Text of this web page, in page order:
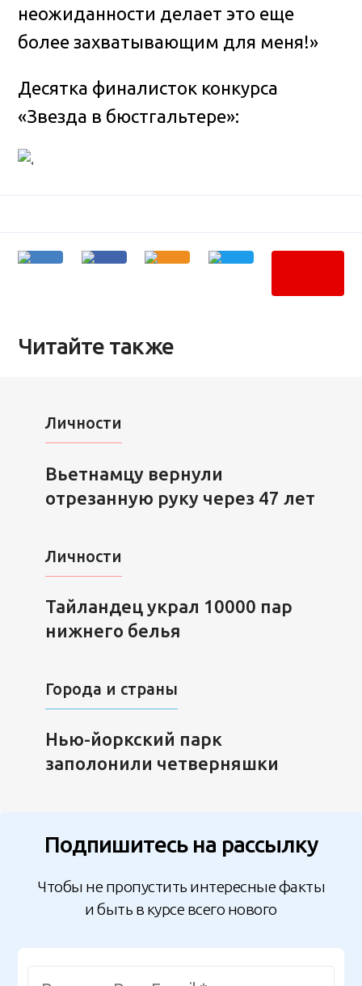
неожиданности делает это еще
более захватывающим для меня!»
Десятка финалисток конкурса
«Звезда в бюстгальтере»:
Читайте также
Личности
Вьетнамцу вернули
отрезанную руку через 47 лет
Личности
Тайландец украл 10000 пар
нижнего белья
Города и страны
Нью-йоркский парк
заполонили четверняшки
Подпишитесь на рассылку
Чтобы не пропустить интересные факты
и быть в курсе всего нового